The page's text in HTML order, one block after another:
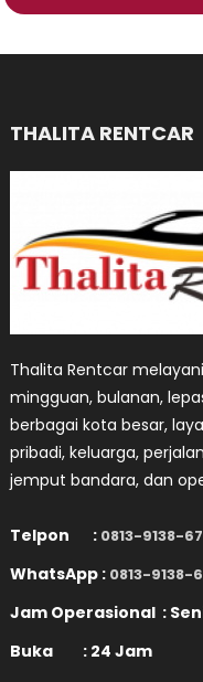
THALITA RENTCAR
Thalita Rentcar
mingguan, bulanan,
berbagai kota besar,
pribadi, keluarga,
jemput bandara, dan
Telpon : 0813-9138-
WhatsApp : 0813-9138-
Jam Operasional :
Buka : 24 Jam